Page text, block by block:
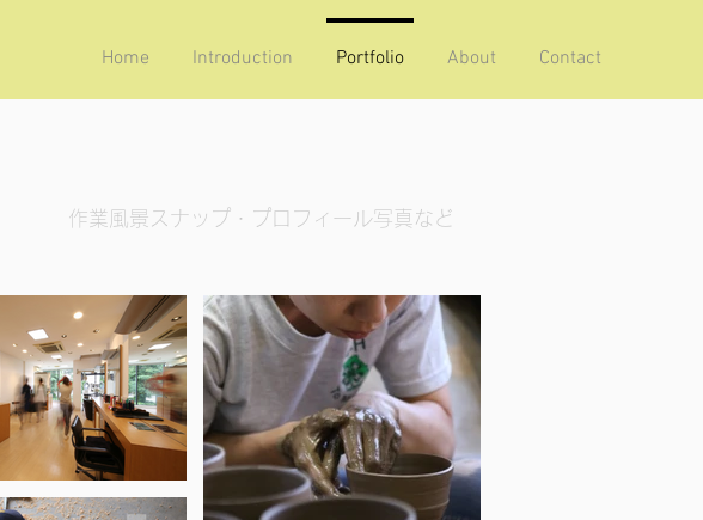
Home Introduction Portfolio About Contact
作業風景スナップ・プロフィール写真など